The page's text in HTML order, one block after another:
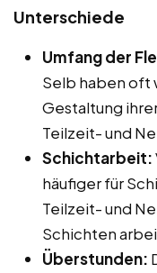
Unterschiede
Umfang der
Selb haben oft
Gestaltung
Teilzeit- und
Schichtarbeit:
häufiger für
Teilzeit- und
Schichten
Überstunden: